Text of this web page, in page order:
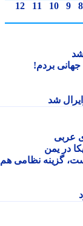
9
10
11
12
بردم!
شد
یمن
گزینه نظامی هم